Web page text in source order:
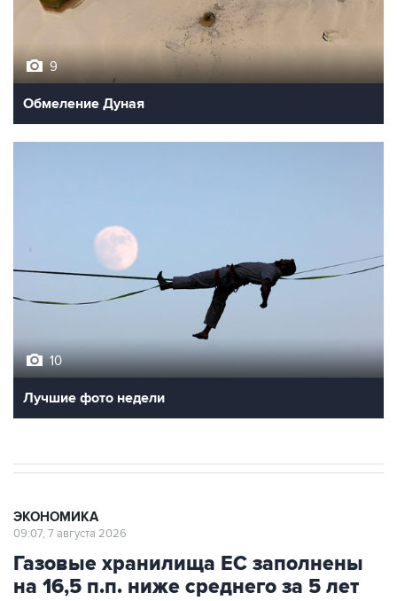
9
Обмеление Дуная
10
Лучшие фото недели
ЭКОНОМИКА
09:07, 7 августа 2026
Газовые хранилища ЕС заполнены
на 16,5 п.п. ниже среднего за 5 лет